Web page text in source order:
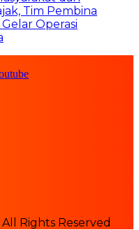
Tim Pembina
Operasi
Rights Reserved